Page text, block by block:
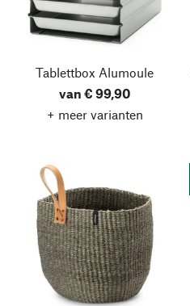
Tablettbox Alumoule
van € 99,90
+ meer varianten